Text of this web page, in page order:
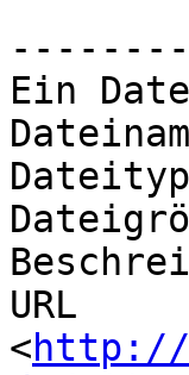
Ein
URL
<http://